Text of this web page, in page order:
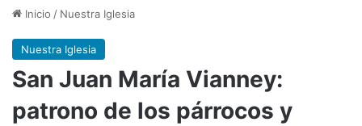
Inicio / Nuestra Iglesia
Nuestra Iglesia
San Juan María Vianney:
patrono de los párrocos y